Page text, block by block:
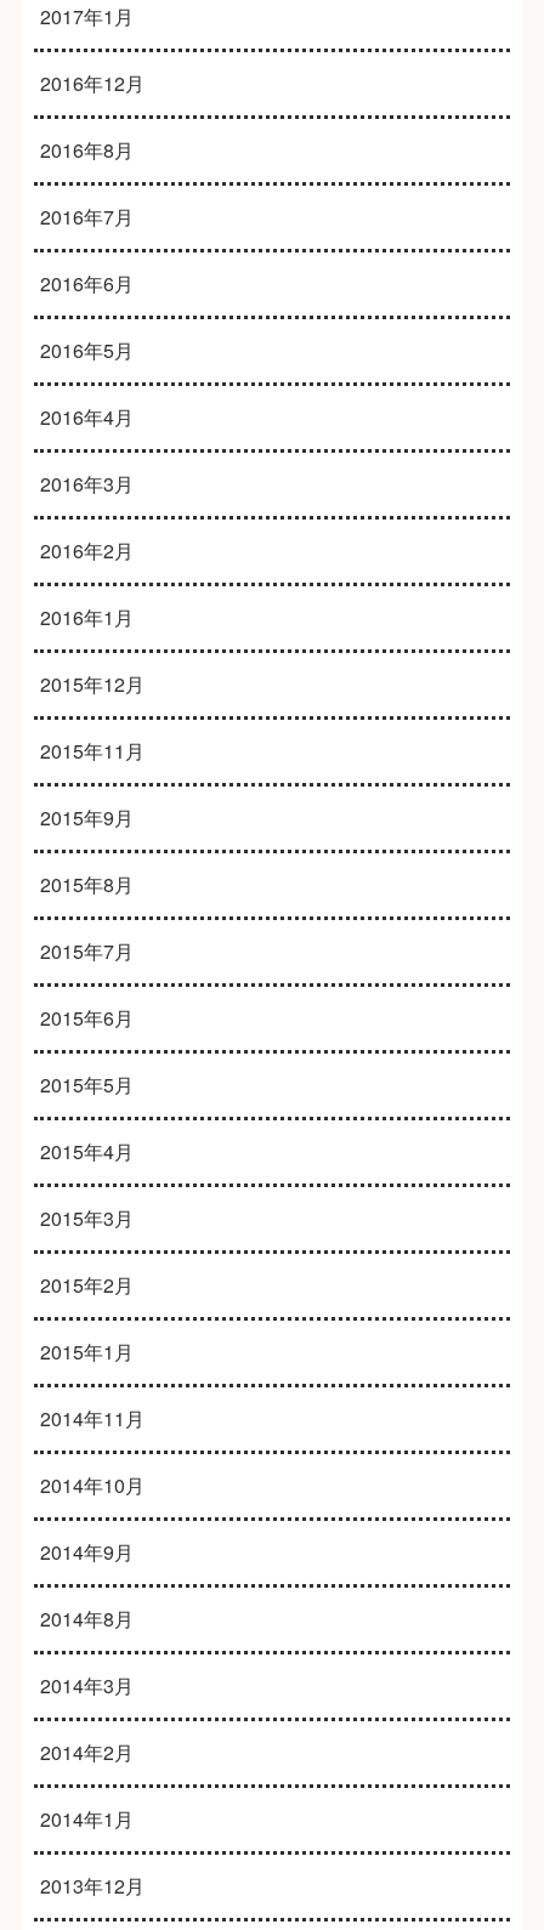
2017年1月
2016年12月
2016年8月
2016年7月
2016年6月
2016年5月
2016年4月
2016年3月
2016年2月
2016年1月
2015年12月
2015年11月
2015年9月
2015年8月
2015年7月
2015年6月
2015年5月
2015年4月
2015年3月
2015年2月
2015年1月
2014年11月
2014年10月
2014年9月
2014年8月
2014年3月
2014年2月
2014年1月
2013年12月